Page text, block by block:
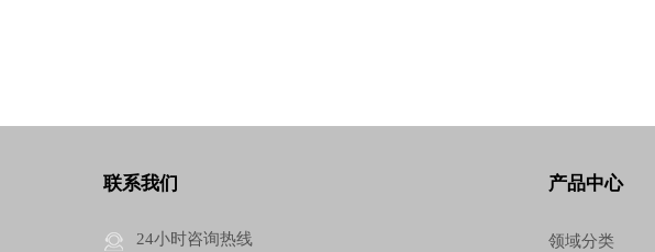
联系我们
24小时咨询热线
产品中心
领域分类